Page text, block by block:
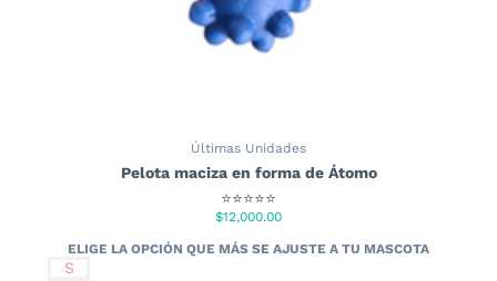
producto
Últimas Unidades
Pelota maciza en forma de Átomo
⭐⭐⭐⭐⭐
$12,000.00
S